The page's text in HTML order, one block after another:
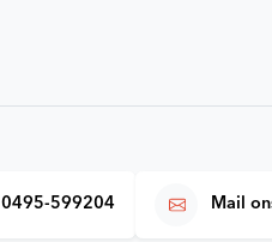
0495-599204 Mail